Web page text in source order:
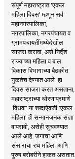
संपूर्ण महाराष्ट्रात 'एकल
महिला दिवस' म्हणून सर्व
महानगरपालिका,
नगरपालिका, नगरपंचायत व
ग्रामपंचायतींमध्येदेखील
साजरा करावा, असे निर्देश
राज्याच्या महिला व बाल
विकास विभागाच्या बैठकीत
नुकतेच देण्यात आले. हा
दिवस साजरा करत असताना,
महाराष्ट्राच्या धोरणाप्रमाणे
'विधवा' या शब्दाऐवजी 'एकल
महिला' ही सन्मानजनक संज्ञा
वापरावी, असेही सुचवण्यात
आले आहे. जगाचा आणि
संसाराचा रथ महिला आणि
पुरुष बरोबरीने हाकत असतात.